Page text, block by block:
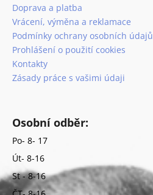
Doprava a platba
Vrácení, výměna a reklamace
Podmínky ochrany osobních údajů
Prohlášení o použití cookies
Kontakty
Zásady práce s vašimi údaji
Osobní odběr:
Po- 8- 17
Út- 8-16
St - 8-16